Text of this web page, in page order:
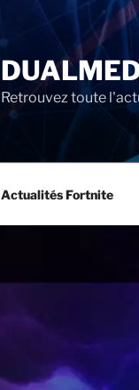
Retrouvez toute
Actualités Fortnite